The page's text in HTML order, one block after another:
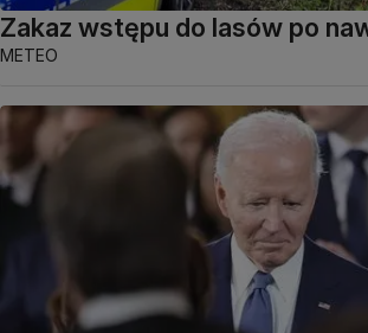
Zakaz wstępu do lasów po
METEO